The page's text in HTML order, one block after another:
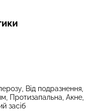
Від подразнення,
Протизапальна, Акне,
засіб